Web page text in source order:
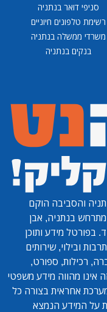
סניפי דואר בנתניה
רשימת טלפונים חיוניים
משרדי ממשלה בנתניה
בנקים בנתניה
והסביבה הוקם
בנתניה, אבן
בפורטל מידע ותוכן
ובילוי, שירותים
רכילות, ספורט,
אינו מהווה מידע משפטי
אחראית בצורה כל
על המידע הנמצא